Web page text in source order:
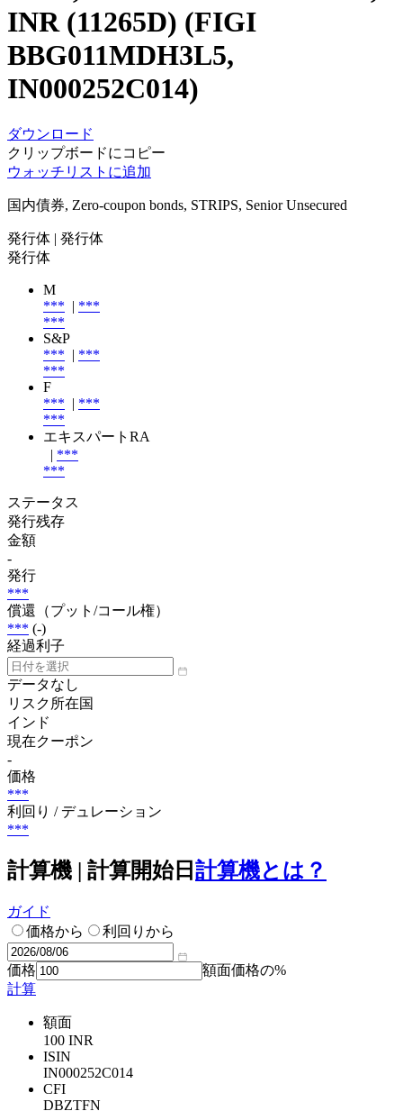
INR (11265D) (FIGI
BBG011MDH3L5,
IN000252C014)
ダウンロード
クリップボードにコピー
ウォッチリストに追加
国内債券, Zero-coupon bonds, STRIPS, Senior Unsecured
発行体 | 発行体
発行体
M
*** | ***
***
S&P
*** | ***
***
F
*** | ***
***
エキスパートRA
| ***
***
ステータス
発行残存
金額
-
発行
***
償還（プット/コール権）
*** (-)
経過利子
データなし
リスク所在国
インド
現在クーポン
-
価格
***
利回り / デュレーション
***
計算機 | 計算開始日 計算機とは？
ガイド
価格から
利回りから
価格
額面価格の%
計算
額面
100 INR
ISIN
IN000252C014
CFI
DBZTFN